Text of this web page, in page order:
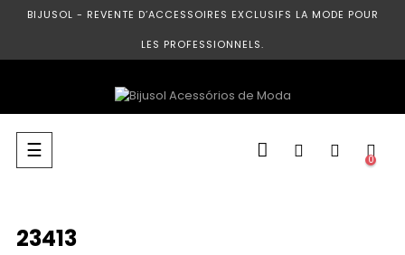
BIJUSOL - REVENTE D’ACCESSOIRES EXCLUSIFS LA MODE POUR
LES PROFESSIONNELS.
Basculer
la
☰ 0
23413